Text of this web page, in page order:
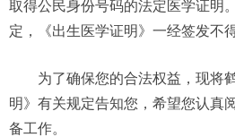
取得公民身份号码的法定医学证明
定，《出生医学证明》一经签发不
为了确保您的合法权益，现将
明》有关规定告知您，希望您认真
备工作。